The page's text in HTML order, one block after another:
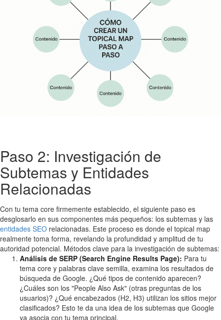
Paso 2: Investigación de
Subtemas y Entidades
Relacionadas
Con tu tema core firmemente establecido, el siguiente paso es
desglosarlo en sus componentes más pequeños: los subtemas y las
entidades SEO relacionadas. Este proceso es donde el topical map
realmente toma forma, revelando la profundidad y amplitud de tu
autoridad potencial. Métodos clave para la investigación de subtemas:
Análisis de SERP (Search Engine Results Page): Para tu
tema core y palabras clave semilla, examina los resultados de
búsqueda de Google. ¿Qué tipos de contenido aparecen?
¿Cuáles son los "People Also Ask" (otras preguntas de los
usuarios)? ¿Qué encabezados (H2, H3) utilizan los sitios mejor
clasificados? Esto te da una idea de los subtemas que Google
ya asocia con tu tema principal.